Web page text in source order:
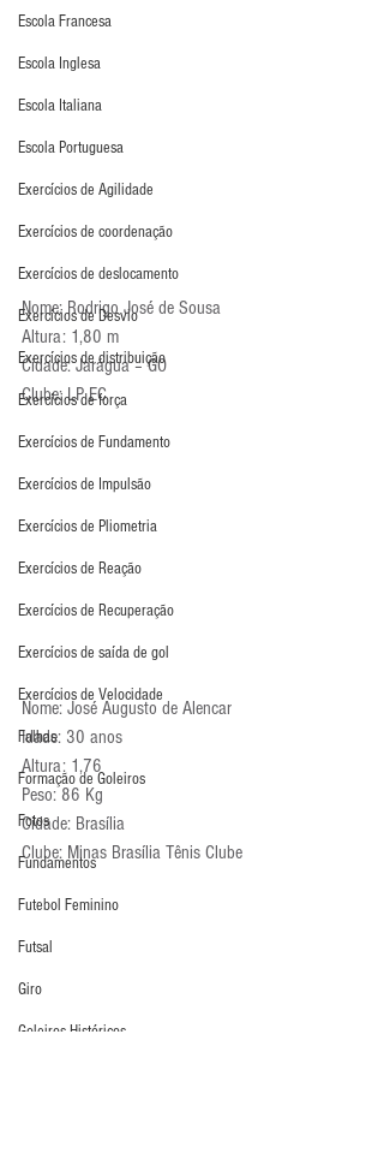
Escola Francesa
Escola Inglesa
Escola Italiana
Escola Portuguesa
Exercícios de Agilidade
Exercícios de coordenação
Exercícios de deslocamento
Exercícios de Desvio
Exercícios de distribuição
Exercícios de força
Exercícios de Fundamento
Exercícios de Impulsão
Exercícios de Pliometria
Exercícios de Reação
Exercícios de Recuperação
Exercícios de saída de gol
Exercícios de Velocidade
Falhas
Formação de Goleiros
Fotos
Fundamentos
Futebol Feminino
Futsal
Giro
Goleiros Históricos
Nome: Rodrigo José de Sousa
Altura: 1,80 m
Cidade: Jarágua – GO
Clube: LP EC
Nome: José Augusto de Alencar
Idade: 30 anos
Altura: 1,76
Peso: 86 Kg
Cidade: Brasília
Clube: Minas Brasília Tênis Clube